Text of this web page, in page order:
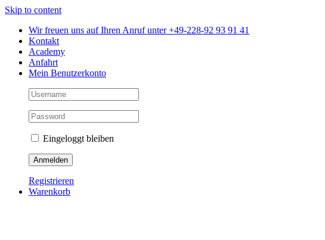
Skip to content
Wir freuen uns auf Ihren Anruf unter +49-228-92 93 91 41
Kontakt
Academy
Anfahrt
Mein Benutzerkonto
Eingeloggt bleiben
Registrieren
Warenkorb